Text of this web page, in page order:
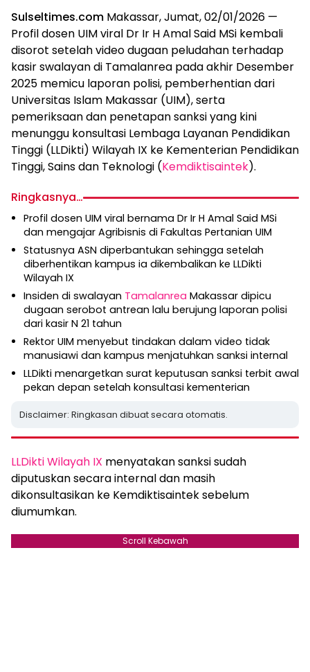
Sulseltimes.com Makassar, Jumat, 02/01/2026 —
Profil dosen UIM viral Dr Ir H Amal Said MSi kembali
disorot setelah video dugaan peludahan terhadap
kasir swalayan di Tamalanrea pada akhir Desember
2025 memicu laporan polisi, pemberhentian dari
Universitas Islam Makassar (UIM), serta
pemeriksaan dan penetapan sanksi yang kini
menunggu konsultasi Lembaga Layanan Pendidikan
Tinggi (LLDikti) Wilayah IX ke Kementerian Pendidikan
Tinggi, Sains dan Teknologi (Kemdiktisaintek).
Ringkasnya…
Profil dosen UIM viral bernama Dr Ir H Amal Said MSi
dan mengajar Agribisnis di Fakultas Pertanian UIM
Statusnya ASN diperbantukan sehingga setelah
diberhentikan kampus ia dikembalikan ke LLDikti
Wilayah IX
Insiden di swalayan Tamalanrea Makassar dipicu
dugaan serobot antrean lalu berujung laporan polisi
dari kasir N 21 tahun
Rektor UIM menyebut tindakan dalam video tidak
manusiawi dan kampus menjatuhkan sanksi internal
LLDikti menargetkan surat keputusan sanksi terbit awal
pekan depan setelah konsultasi kementerian
Disclaimer: Ringkasan dibuat secara otomatis.
LLDikti Wilayah IX menyatakan sanksi sudah
diputuskan secara internal dan masih
dikonsultasikan ke Kemdiktisaintek sebelum
diumumkan.
Scroll Kebawah